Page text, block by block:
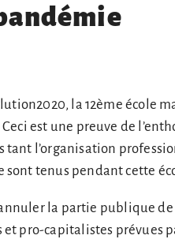
la 12ème école
est une preuve de
l’organisation
sont tenus pendant cette
la partie publique de
pro-capitalistes prévues